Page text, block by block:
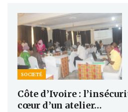
SOCIETÉ
Côte d’Ivoire :
cœur d’un atelier…